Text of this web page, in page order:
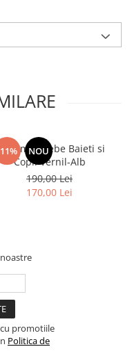
NOUBebe Baieti si
Copii Vernil-Alb
190,00 Lei
170,00 Lei
promotiile
Politica de